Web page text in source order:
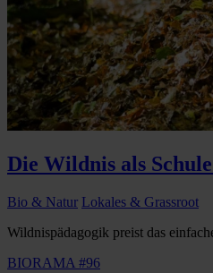
Die Wildnis als
Bio & Natur Lokales & Grassroot
Wildnispädagogik preist das
BIORAMA #96